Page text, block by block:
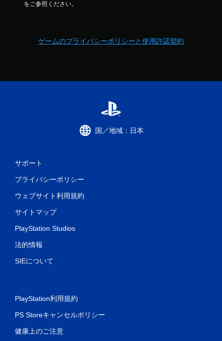
をご参照ください。
ゲームのプライバシーポリシーと使用許諾契約
国／地域：日本
サポート
プライバシーポリシー
ウェブサイト利用規約
サイトマップ
PlayStation Studios
法的情報
SIEについて
PlayStation利用規約
PS Storeキャンセルポリシー
健康上のご注意